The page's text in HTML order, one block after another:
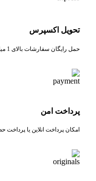
تحویل اکسپرس
حمل رایگان سفارشات بالای 1 میلیون تومان
پرداخت امن
امکان پرداخت انلاین یا